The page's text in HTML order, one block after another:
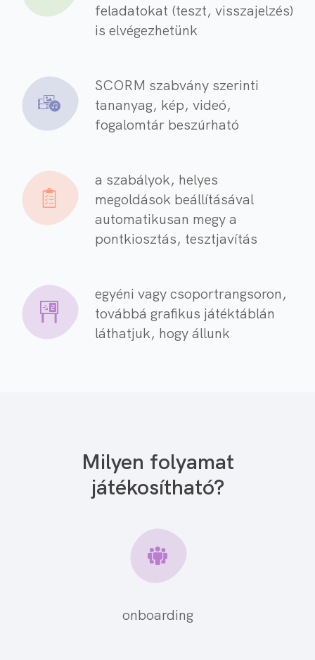
feladatokat (teszt, visszajelzés)
is elvégezhetünk
SCORM szabvány szerinti
tananyag, kép, videó,
fogalomtár beszúrható
a szabályok, helyes
megoldások beállításával
automatikusan megy a
pontkiosztás, tesztjavítás
egyéni vagy csoportrangsoron,
továbbá grafikus játéktáblán
láthatjuk, hogy állunk
Milyen folyamat
játékosítható?
onboarding